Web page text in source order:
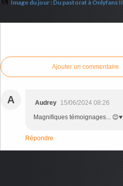
Image du jour : Du pastorat à Onlyfans II
Ajouter un commentaire
A Audrey 15/06/2024 08:26
Magnifiques témoignages... 😊♥️
Répondre